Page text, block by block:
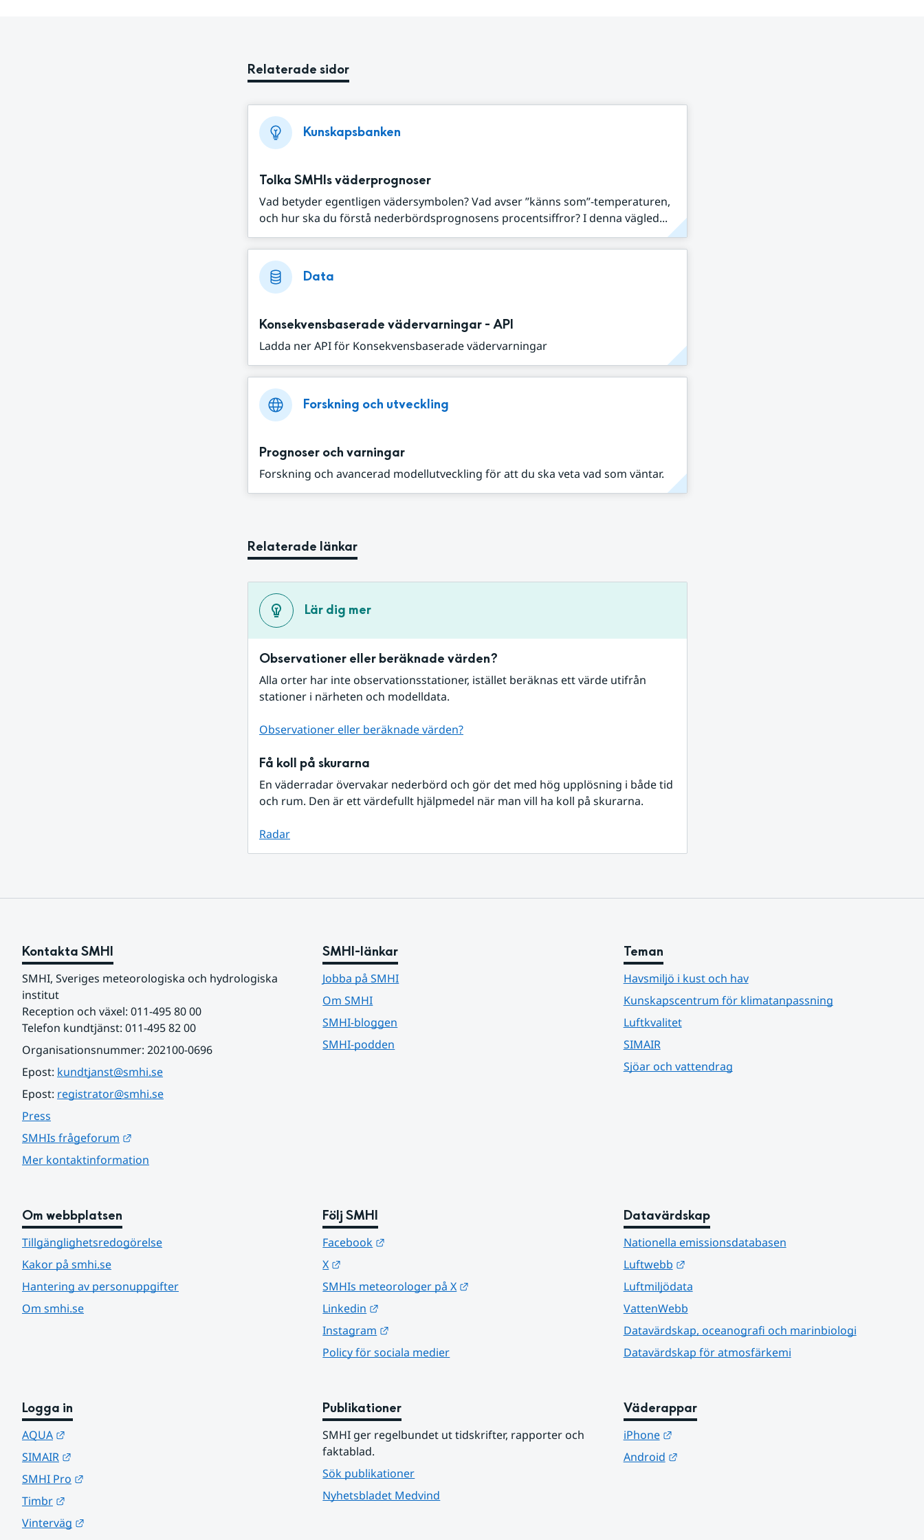
Relaterade sidor
Kunskapsbanken
Tolka SMHIs väderprognoser
Vad betyder egentligen vädersymbolen? Vad avser ”känns som”-temperaturen,
och hur ska du förstå nederbördsprognosens procentsiffror? I denna vägled...
Data
Konsekvensbaserade vädervarningar - API
Ladda ner API för Konsekvensbaserade vädervarningar
Forskning och utveckling
Prognoser och varningar
Forskning och avancerad modellutveckling för att du ska veta vad som väntar.
Relaterade länkar
Lär dig mer
Observationer eller beräknade värden?
Alla orter har inte observationsstationer, istället beräknas ett värde utifrån
stationer i närheten och modelldata.
Observationer eller beräknade värden?
Få koll på skurarna
En väderradar övervakar nederbörd och gör det med hög upplösning i både tid
och rum. Den är ett värdefullt hjälpmedel när man vill ha koll på skurarna.
Radar
Kontakta SMHI
SMHI, Sveriges meteorologiska och hydrologiska
institut
Reception och växel: 011-495 80 00
Telefon kundtjänst: 011-495 82 00
Organisationsnummer: 202100-0696
Epost: kundtjanst@smhi.se
Epost: registrator@smhi.se
Press
SMHIs frågeforum
Mer kontaktinformation
SMHI-länkar
Jobba på SMHI
Om SMHI
SMHI-bloggen
SMHI-podden
Teman
Havsmiljö i kust och hav
Kunskapscentrum för klimatanpassning
Luftkvalitet
SIMAIR
Sjöar och vattendrag
Om webbplatsen
Tillgänglighetsredogörelse
Kakor på smhi.se
Hantering av personuppgifter
Om smhi.se
Följ SMHI
Facebook
X
SMHIs meteorologer på X
Linkedin
Instagram
Policy för sociala medier
Datavärdskap
Nationella emissionsdatabasen
Luftwebb
Länk till annan webbplats.
Luftmiljödata
VattenWebb
Datavärdskap, oceanografi och marinbiologi
Datavärdskap för atmosfärkemi
Logga in
AQUA
SIMAIR
SMHI Pro
Timbr
Vinterväg
Publikationer
SMHI ger regelbundet ut tidskrifter, rapporter och
faktablad.
Sök publikationer
Nyhetsbladet Medvind
Väderappar
iPhone
Länk till annan webbplats.
Android
Länk till annan webbplats.